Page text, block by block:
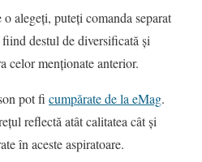
alegeţi, puteţi comanda separat
destul de diversificată şi
celor menţionate anterior.
pot fi cumpărate de la eMag.
reflectă atât calitatea cât şi
în aceste aspiratoare.